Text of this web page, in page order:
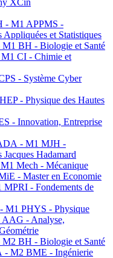
XCin
- M1 APPMS -
Appliquées et Statistiques
BH - Biologie et Santé
CI - Chimie et
- Système Cyber
- Physique des Hautes
- Innovation, Entreprise
- M1 MJH -
Jacques Hadamard
Mech - Mécanique
- Master en Economie
- Fondements de
M1 PHYS - Physique
- Analyse,
BH - Biologie et Santé
M2 BME - Ingénierie